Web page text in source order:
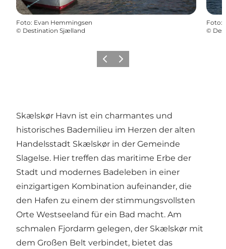
Foto: Evan Hemmingsen
© Destination Sjælland
Foto:
©
ZurückWeiter
Skælskør Havn ist ein charmantes und
historisches Bademilieu im Herzen der alten
Handelsstadt Skælskør in der Gemeinde
Slagelse. Hier treffen das maritime Erbe der
Stadt und modernes Badeleben in einer
einzigartigen Kombination aufeinander, die
den Hafen zu einem der stimmungsvollsten
Orte Westseeland für ein Bad macht. Am
schmalen Fjordarm gelegen, der Skælskør mit
dem Großen Belt verbindet, bietet das